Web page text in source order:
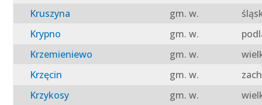
Kruszyna
gm. w.
Krypno
gm. w.
Krzemieniewo
gm. w.
Krzęcin
gm. w.
Krzykosy
gm. w.